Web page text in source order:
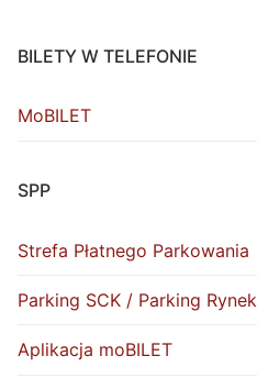
BILETY W TELEFONIE
MoBILET
SPP
Strefa Płatnego Parkowania
Parking SCK / Parking Rynek
Aplikacja moBILET